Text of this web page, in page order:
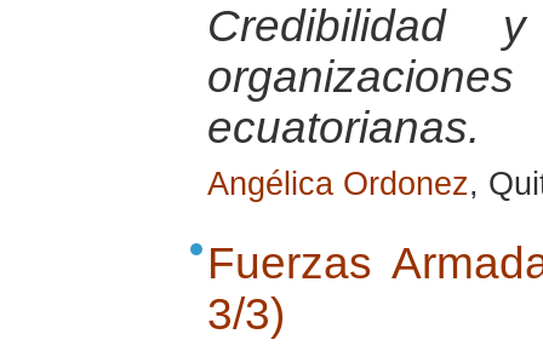
Credibilidad
ecuatorianas.
Angélica Ordonez,
Fuerzas
3/3)